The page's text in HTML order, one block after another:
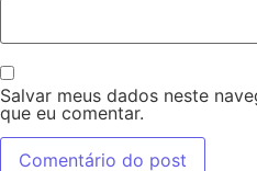
Salvar meus dados neste
que eu comentar.